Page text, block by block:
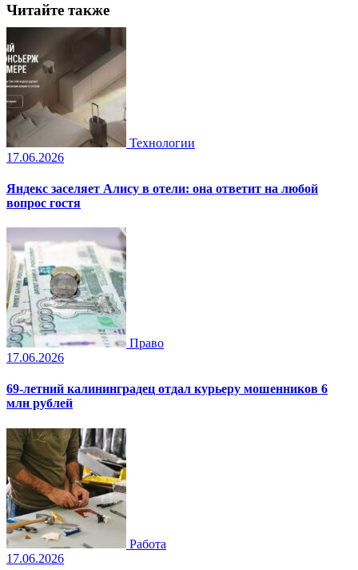
Читайте также
Технологии
17.06.2026
Яндекс заселяет Алису в отели: она ответит на любой
вопрос гостя
Право
17.06.2026
69-летний калининградец отдал курьеру мошенников 6
млн рублей
Работа
17.06.2026